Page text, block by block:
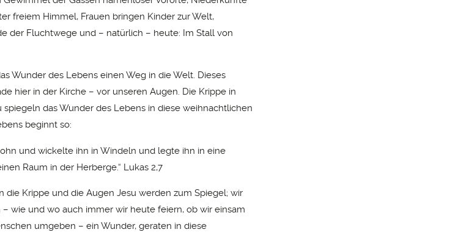
freiem Himmel, Frauen bringen Kinder zur Welt,
der Fluchtwege und – natürlich – heute: Im Stall von
Wunder des Lebens einen Weg in die Welt. Dieses
hier in der Kirche – vor unseren Augen. Die Krippe in
das Wunder des Lebens in diese weihnachtlichen
beginnt so:
und wickelte ihn in Windeln und legte ihn in eine
Raum in der Herberge.“ Lukas 2,7
die Krippe und die Augen Jesu werden zum Spiegel; wir
wie und wo auch immer wir heute feiern, ob wir einsam
umgeben – ein Wunder, geraten in diese